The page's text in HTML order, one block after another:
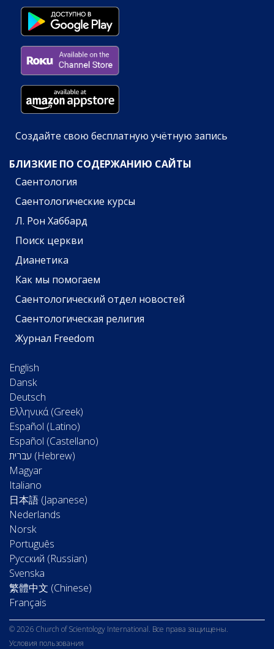
Создайте свою бесплатную учётную запись
БЛИЗКИЕ ПО СОДЕРЖАНИЮ САЙТЫ
Саентология
Саентологические курсы
Л. Рон Хаббард
Поиск церкви
Дианетика
Как мы помогаем
Саентологический отдел новостей
Саентологическая религия
Журнал Freedom
English
Dansk
Deutsch
Ελληνικά (Greek)
Español (Latino)
Español (Castellano)
Magyar
Italiano
日本語 (Japanese)
Nederlands
Norsk
Português
Русский (Russian)
Svenska
繁體中文 (Chinese)
Français
© 2026 Church of Scientology International. Все права защищены.
Условия пользования